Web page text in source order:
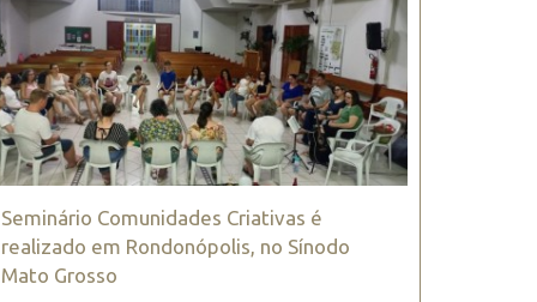
Seminário Comunidades Criativas é
realizado em Rondonópolis, no Sínodo
Mato Grosso